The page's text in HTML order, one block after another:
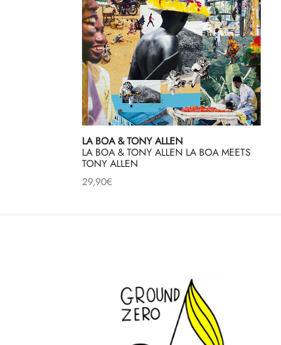
LA BOA & TONY ALLEN
LA BOA & TONY ALLEN LA BOA MEETS
TONY ALLEN
29,90€